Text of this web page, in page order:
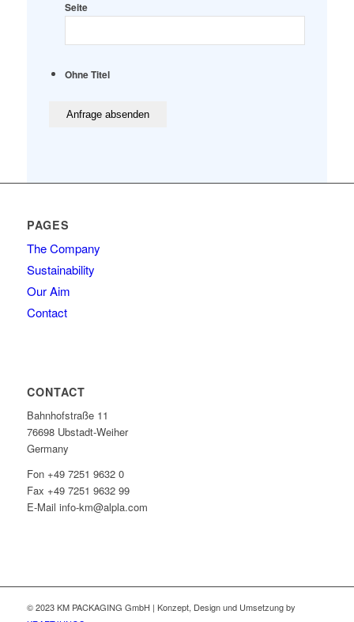
Seite
Ohne Titel
PAGES
The Company
Sustainability
Our Aim
Contact
CONTACT
Bahnhofstraße 11
76698 Ubstadt-Weiher
Germany
Fon +49 7251 9632 0
Fax +49 7251 9632 99
E-Mail info-km@alpla.com
© 2023 KM PACKAGING GmbH | Konzept, Design und Umsetzung by